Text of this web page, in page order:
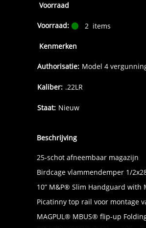
Voorraad
Voorraad: 2 items
Kenmerken
Authorisatie: Model 4
Kaliber: .22LR
Staat: Nieuw
Beschrijving
25-schot afneembaar magazijn
Birdcage vlammendemper 1/
10” M&P® Slim Handguard with
Picatinny top rail voor montage
MAGPUL® MBUS® flip-up